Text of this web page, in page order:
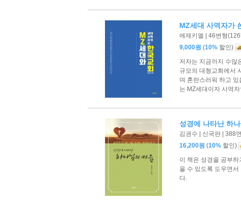
MZ세대 사역자가
에제키엘 | 46변형
9,000원 (10% 할인)
저자는 지금까지 수많
규모의 대형교회에서
며 혼란스러워 하고
는 MZ세대이자 사역
성경에 나타난 하
김권수 | 신국판 | 388면
16,200원 (10% 할인)
이 책은 성경을 공부
을 수 있도록 도우면
다.